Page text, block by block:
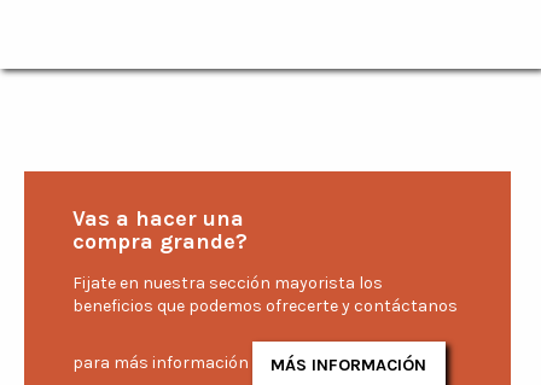
Vas a hacer una
compra grande?
Fijate en nuestra sección mayorista los
beneficios que podemos ofrecerte y contáctanos
para más información MÁS INFORMACIÓN